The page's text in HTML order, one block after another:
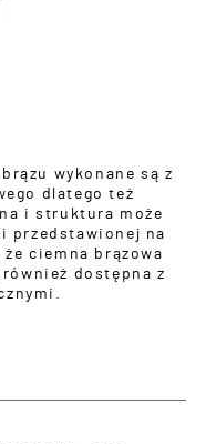
wykonane są z
dlatego też
i struktura może
przedstawionej na
ciemna brązowa
dostępna z